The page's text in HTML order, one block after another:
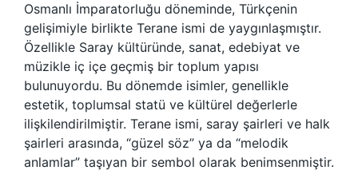
Osmanlı İmparatorluğu döneminde, Türkçenin
gelişimiyle birlikte Terane ismi de yaygınlaşmıştır.
Özellikle Saray kültüründe, sanat, edebiyat ve
müzikle iç içe geçmiş bir toplum yapısı
bulunuyordu. Bu dönemde isimler, genellikle
estetik, toplumsal statü ve kültürel değerlerle
ilişkilendirilmiştir. Terane ismi, saray şairleri ve halk
şairleri arasında, “güzel söz” ya da “melodik
anlamlar” taşıyan bir sembol olarak benimsenmiştir.